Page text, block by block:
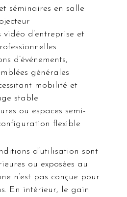
séminaires en salle
vidéo d’entreprise et
d’événements,
générales
mobilité et
stable
ou espaces semi-
flexible
d’utilisation sont
ou exposées au
n’est pas conçue pour
En intérieur, le gain